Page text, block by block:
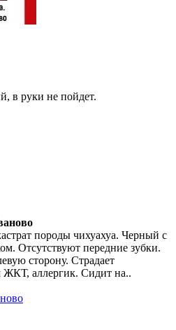
в руки не пойдет.
породы чихуахуа. Черный с
Отсутствуют передние зубки.
сторону. Страдает
ЖКТ, аллергик. Сидит на..